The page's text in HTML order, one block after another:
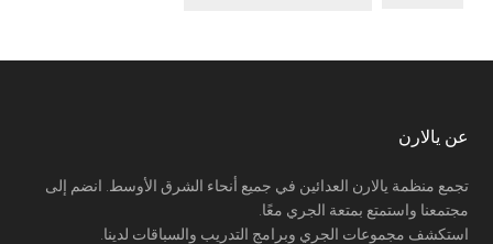
Footer
عن يالارن
تجمع منظمة يالارن العدائين في جميع أنحاء الشرق الأوسط. انضم إلى
مجتمعنا واستمتع بمتعة الجري معًا.
استكشف مجموعات الجري وبرامج التدريب والسباقات لدينا.